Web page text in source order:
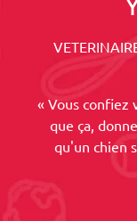
« Vous confiez
que ça,
qu'un chien